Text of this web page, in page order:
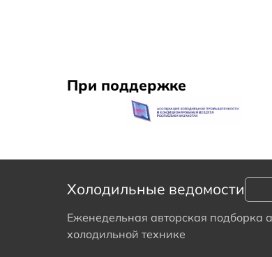
При поддержке
Холодильные ведомости
Еженедельная авторская подборка
холодильной технике